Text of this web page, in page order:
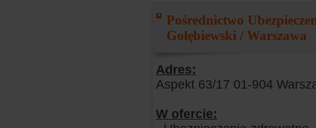
Pośrednictwo
Gołębiewski / Warszawa
Adres:
Aspekt 63/17 01-904
W ofercie: